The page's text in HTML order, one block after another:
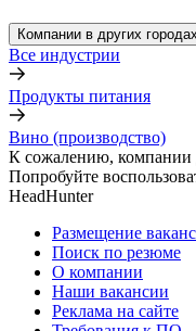
Компании в других городах
Все индустрии
Продукты питания
Вино (производство)
К сожалению, компании
Попробуйте
HeadHunter
Размещение
Поиск по резюме
О компании
Наши вакансии
Реклама на сайте